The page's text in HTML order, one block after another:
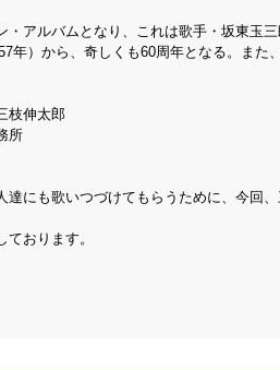
アルバムとなり、これは歌手・坂東玉
年）から、奇しくも60周年となる。また
枝伸太郎
所
にも歌いつづけてもらうために、今回
おります。